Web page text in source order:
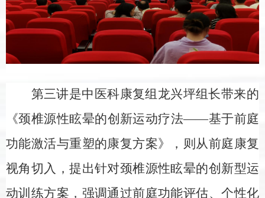
第三讲是中医科康复组龙兴坪组长带来的
《颈椎源性眩晕的创新运动疗法——基于前庭
功能激活与重塑的康复方案》，则从前庭康复
视角切入，提出针对颈椎源性眩晕的创新型运
动训练方案，强调通过前庭功能评估、个性化